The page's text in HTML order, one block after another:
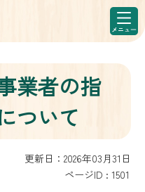
業者の指
ついて
更新日：2026年03月31日
ページID : 1501